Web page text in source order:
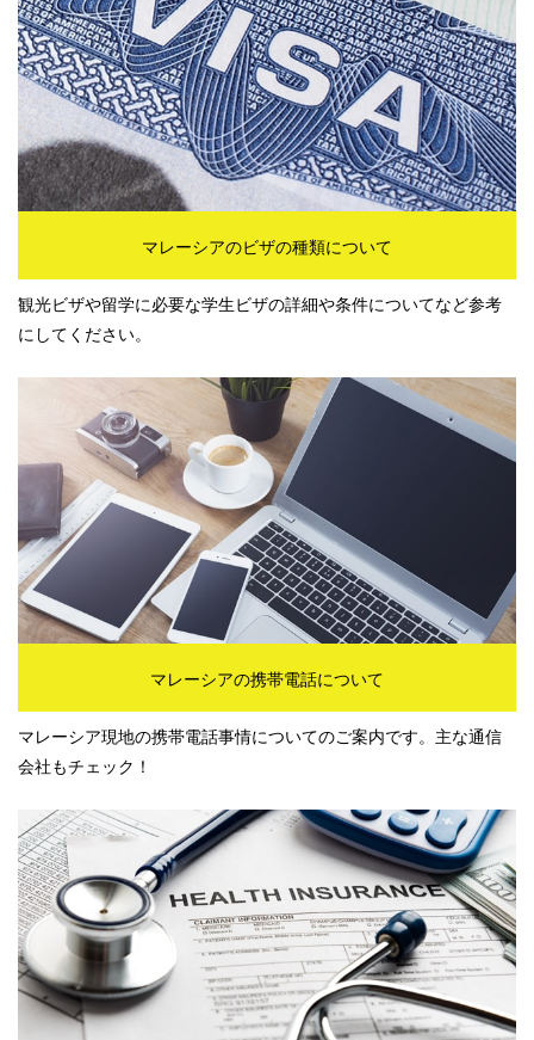
マレーシアのビザの種類について
観光ビザや留学に必要な学生ビザの詳細や条件についてなど参考
にしてください。
マレーシアの携帯電話について
マレーシア現地の携帯電話事情についてのご案内です。主な通信
会社もチェック！